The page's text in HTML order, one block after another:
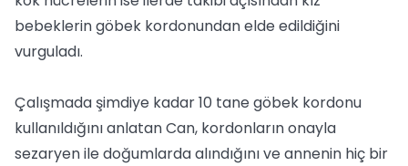
bebeklerin göbek kordonundan elde edildiğini
vurguladı.
Çalışmada şimdiye kadar 10 tane göbek kordonu
kullanıldığını anlatan Can, kordonların onayla
sezaryen ile doğumlarda alındığını ve annenin hiç bir